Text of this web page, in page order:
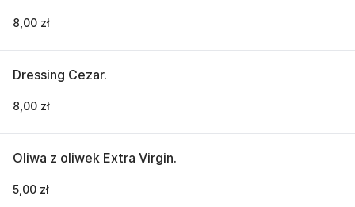
8,00 zł
Dressing Cezar.
8,00 zł
Oliwa z oliwek Extra Virgin.
5,00 zł